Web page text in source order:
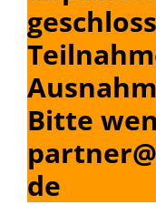
Bitte
de